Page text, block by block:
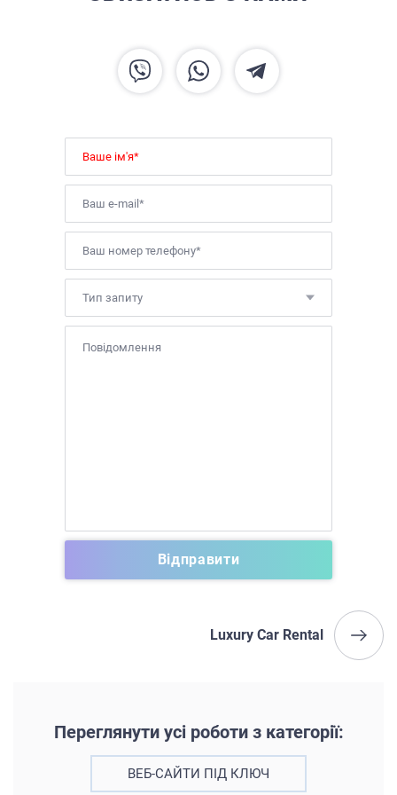
Тип запиту
Luxury Car Rental
Переглянути усі роботи з категорії:
ВЕБ-САЙТИ ПІД КЛЮЧ